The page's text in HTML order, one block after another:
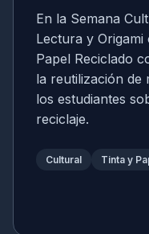
En la Semana
Lectura y
Papel Reciclado
la reutilización de
los estudiantes
reciclaje.
Cultural Tinta y